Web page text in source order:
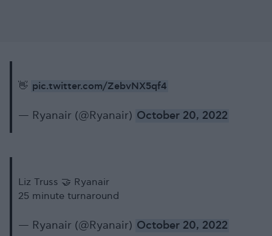
👋 pic.twitter.com/ZebvNX5qf4
— Ryanair (@Ryanair) October 20, 2022
Liz Truss 🤝 Ryanair
25 minute turnaround
— Ryanair (@Ryanair) October 20, 2022